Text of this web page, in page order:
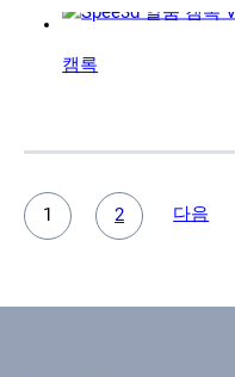
캠록
1 2 다음